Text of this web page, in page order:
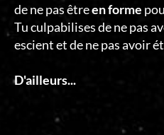
de ne pas êtreen forme
Tu culpabilises de ne pas
escient et de ne pas avoir
D'ailleurs...